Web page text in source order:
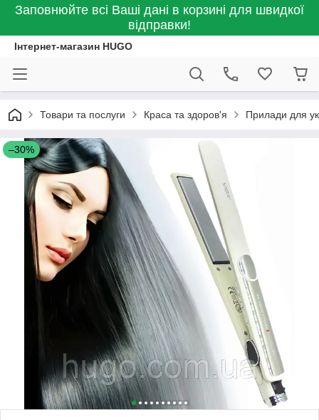
Заповнюйте всі Ваші дані в корзині для швидкої
відправки!
Інтернет-магазин HUGO
Товари та послуги Краса та здоров'я Прилади для
–30%